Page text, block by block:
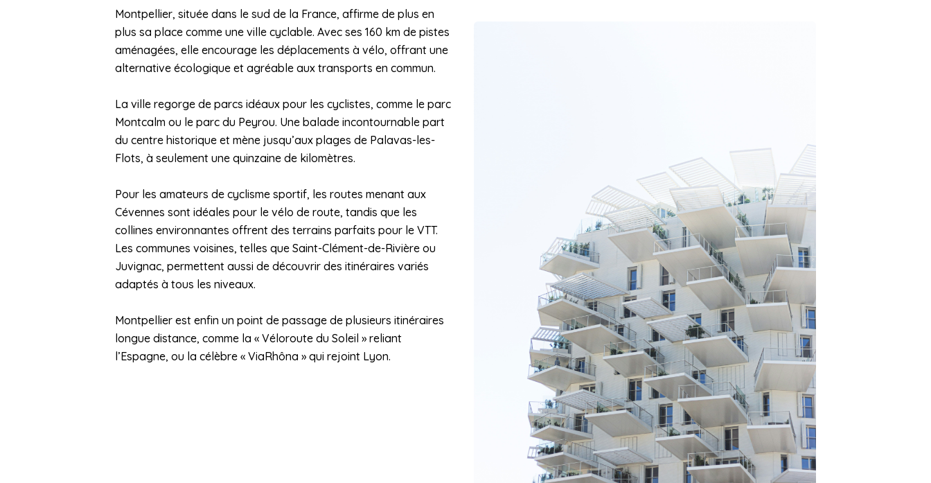
Montpellier, située dans le sud de la France, affirme de plus en
plus sa place comme une ville cyclable. Avec ses 160 km de pistes
aménagées, elle encourage les déplacements à vélo, offrant une
alternative écologique et agréable aux transports en commun.
La ville regorge de parcs idéaux pour les cyclistes, comme le parc
Montcalm ou le parc du Peyrou. Une balade incontournable part
du centre historique et mène jusqu’aux plages de Palavas-les-
Flots, à seulement une quinzaine de kilomètres.
Pour les amateurs de cyclisme sportif, les routes menant aux
Cévennes sont idéales pour le vélo de route, tandis que les
collines environnantes offrent des terrains parfaits pour le VTT.
Les communes voisines, telles que Saint-Clément-de-Rivière ou
Juvignac, permettent aussi de découvrir des itinéraires variés
adaptés à tous les niveaux.
Montpellier est enfin un point de passage de plusieurs itinéraires
longue distance, comme la « Véloroute du Soleil » reliant
l’Espagne, ou la célèbre « ViaRhôna » qui rejoint Lyon.